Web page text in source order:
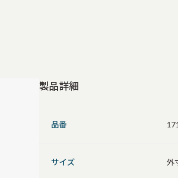
製品詳細
品番
サイズ 外